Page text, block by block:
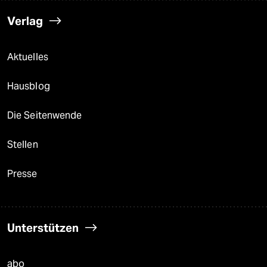
Verlag
Aktuelles
Hausblog
Die Seitenwende
Stellen
Presse
Unterstützen
abo